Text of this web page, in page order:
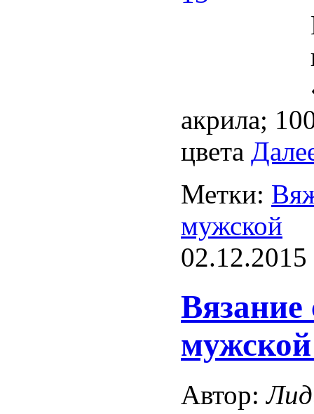
акрила;
цвета
Метки:
мужской
02.12.2015
Автор: